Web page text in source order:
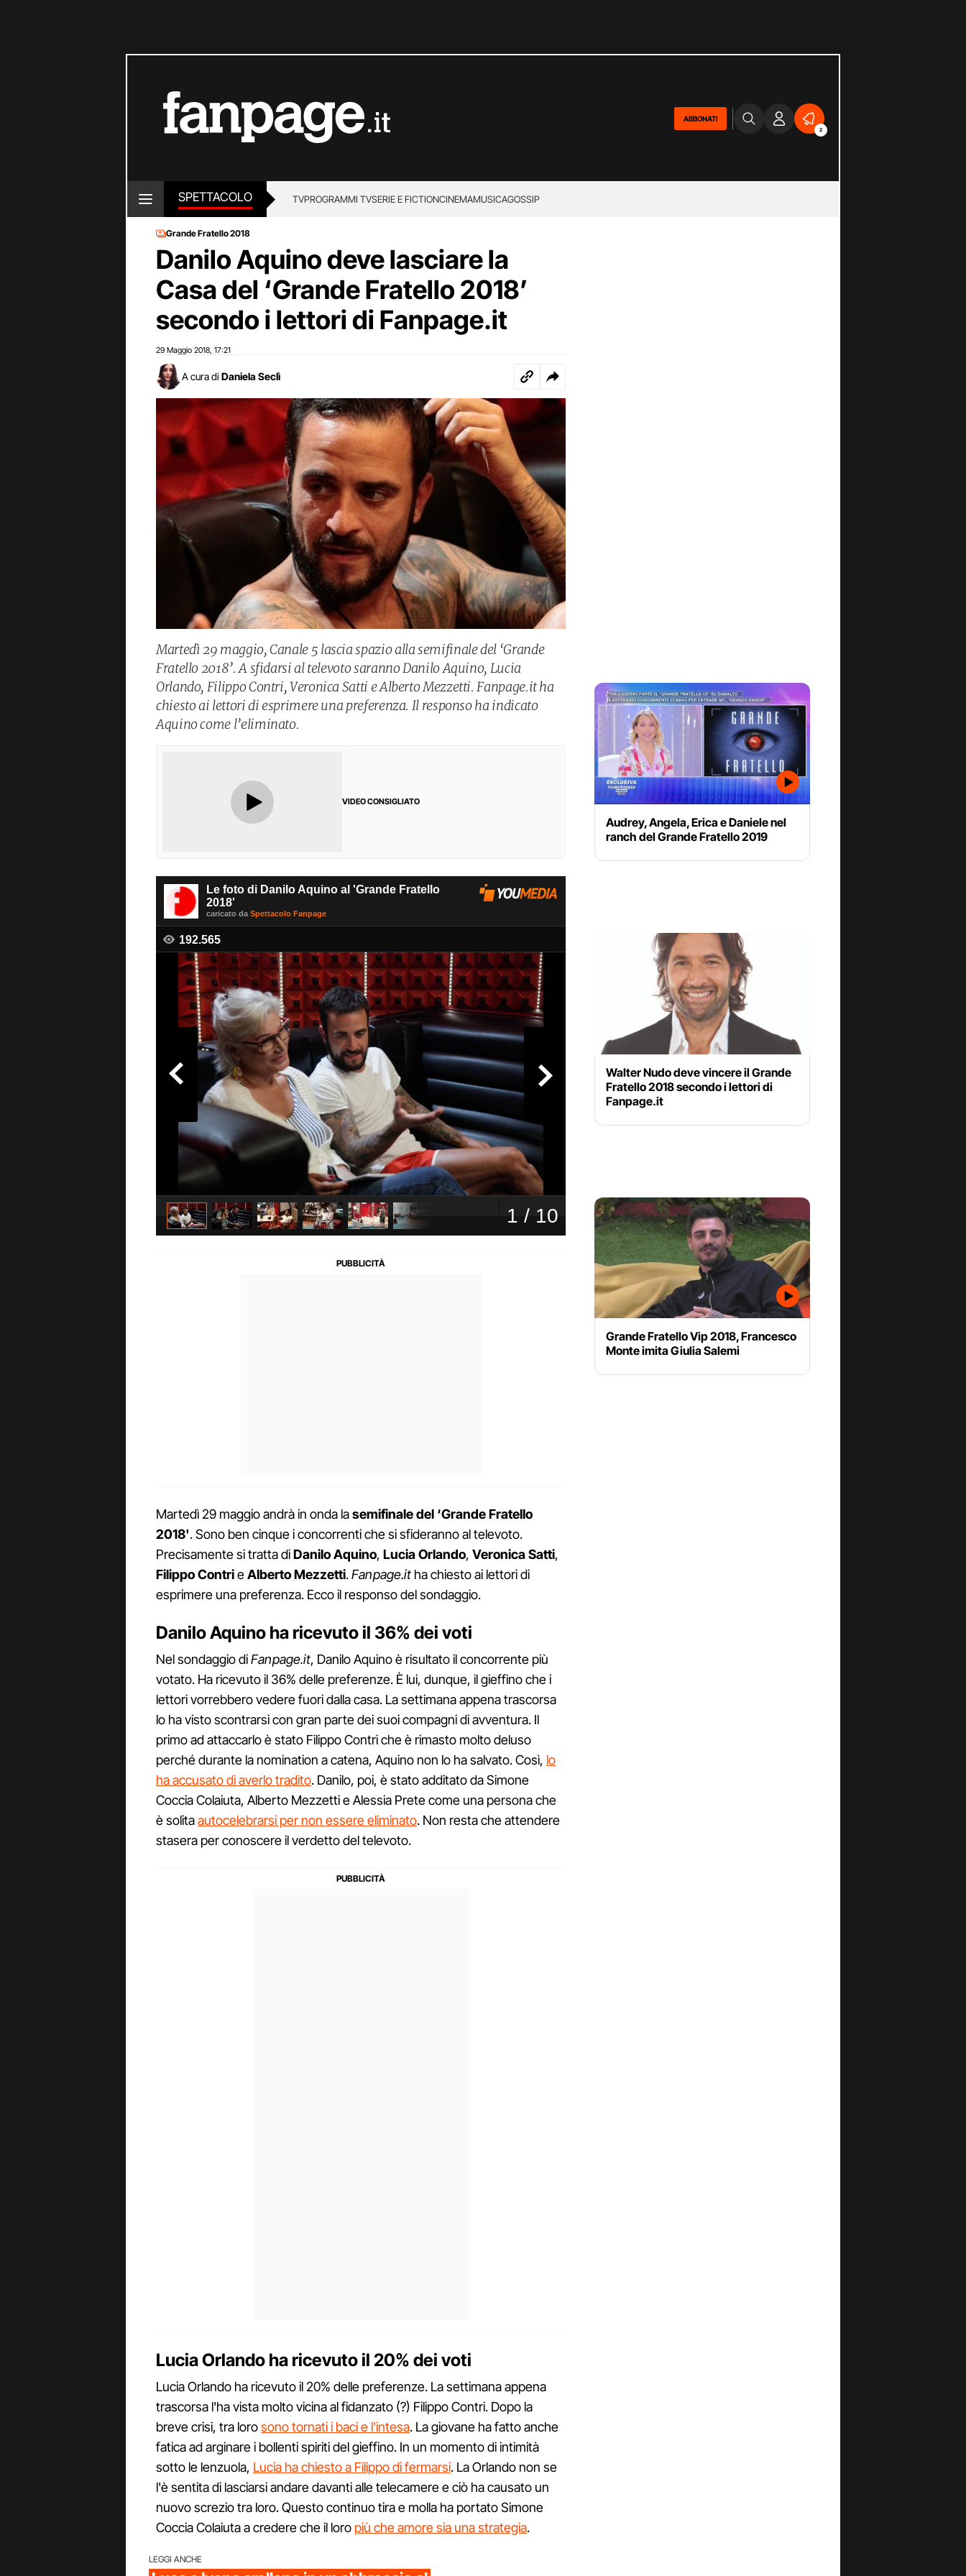
ABBONATI
2
SPETTACOLO TVPROGRAMMI TVSERIE E FICTIONCINEMAMUSICAGOSSIP
Grande Fratello 2018
Danilo Aquino deve lasciare la
Casa del ‘Grande Fratello 2018’
secondo i lettori di Fanpage.it
29 Maggio 2018 17:21
A cura di Daniela Seclì
Martedì 29 maggio, Canale 5 lascia spazio alla semifinale del ‘Grande
Fratello 2018’. A sfidarsi al televoto saranno Danilo Aquino, Lucia
Orlando, Filippo Contri, Veronica Satti e Alberto Mezzetti. Fanpage.it ha
chiesto ai lettori di esprimere una preferenza. Il responso ha indicato
Aquino come l’eliminato.
VIDEO CONSIGLIATO
Martedì 29 maggio andrà in onda lasemifinale del ‘Grande Fratello
2018'. Sono ben cinque i concorrenti che si sfideranno al televoto.
Precisamente si tratta diDanilo Aquino, Lucia Orlando, Veronica Satti,
Filippo ContrieAlberto Mezzetti.Fanpage.itha chiesto ai lettori di
esprimere una preferenza. Ecco il responso del sondaggio.
Danilo Aquino ha ricevuto il 36% dei voti
Nel sondaggio diFanpage.it, Danilo Aquino è risultato il concorrente più
votato. Ha ricevuto il 36% delle preferenze. È lui, dunque, il gieffino che i
lettori vorrebbero vedere fuori dalla casa. La settimana appena trascorsa
lo ha visto scontrarsi con gran parte dei suoi compagni di avventura. Il
primo ad attaccarlo è stato Filippo Contri che è rimasto molto deluso
perché durante la nomination a catena, Aquino non lo ha salvato. Così, lo
ha accusato di averlo tradito. Danilo, poi, è stato additato da Simone
Coccia Colaiuta, Alberto Mezzetti e Alessia Prete come una persona che
è solitaautocelebrarsi per non essere eliminato. Non resta che attendere
stasera per conoscere il verdetto del televoto.
Lucia Orlando ha ricevuto il 20% dei voti
Lucia Orlando ha ricevuto il 20% delle preferenze. La settimana appena
trascorsa l'ha vista molto vicina al fidanzato (?) Filippo Contri. Dopo la
breve crisi, tra lorosono tornati i baci e l'intesa. La giovane ha fatto anche
fatica ad arginare i bollenti spiriti del gieffino. In un momento di intimità
sotto le lenzuola, Lucia ha chiesto a Filippo di fermarsi. La Orlando non se
l'è sentita di lasciarsi andare davanti alle telecamere e ciò ha causato un
nuovo screzio tra loro. Questo continuo tira e molla ha portato Simone
Coccia Colaiuta a credere che il loro più che amore sia una strategia.
LEGGI ANCHE
Audrey, Angela, Erica e Daniele nel
ranch del Grande Fratello 2019
Walter Nudo deve vincere il Grande
Fratello 2018 secondo i lettori di
Fanpage.it
Grande Fratello Vip 2018, Francesco
Monte imita Giulia Salemi